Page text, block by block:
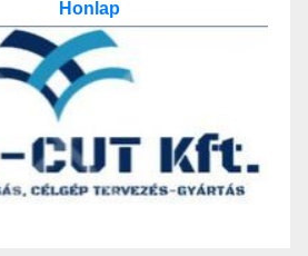
Honlap